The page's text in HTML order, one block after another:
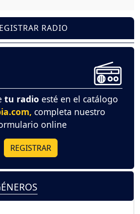
RADIO
tu radio esté en el catálogo
completa nuestro
online
REGISTRAR